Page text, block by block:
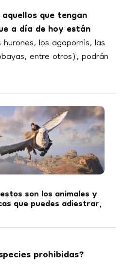
que tengan
a día de hoy están
los agapornis, las
entre otros), podrán
son los animales y
que puedes adiestrar,
prohibidas?